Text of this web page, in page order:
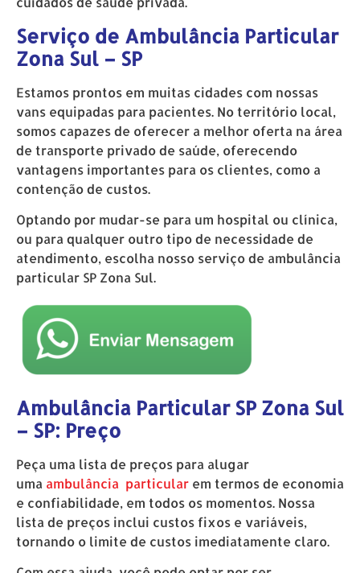
Serviço de Ambulância Particular
Zona Sul – SP
Estamos prontos em muitas cidades com nossas
vans equipadas para pacientes. No território local,
somos capazes de oferecer a melhor oferta na área
de transporte privado de saúde, oferecendo
vantagens importantes para os clientes, como a
contenção de custos.
Optando por mudar-se para um hospital ou clínica,
ou para qualquer outro tipo de necessidade de
atendimento, escolha nosso serviço de ambulância
particular SP Zona Sul.
Ambulância Particular SP Zona Sul
– SP: Preço
Peça uma lista de preços para alugar
uma ambulância particular em termos de economia
e confiabilidade, em todos os momentos. Nossa
lista de preços inclui custos fixos e variáveis,
tornando o limite de custos imediatamente claro.